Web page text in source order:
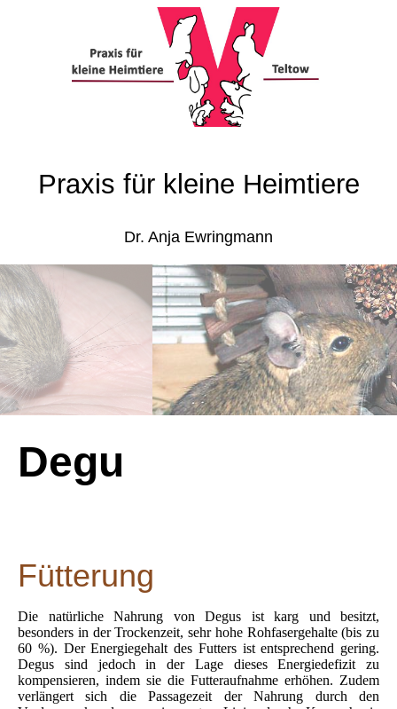
Praxis für kleine Heimtiere
Dr. Anja Ewringmann
Degu
Fütterung
Die natürliche Nahrung von Degus ist karg und besitzt,
besonders in der Trockenzeit, sehr hohe Rohfasergehalte (bis zu
60 %). Der Energiegehalt des Futters ist entsprechend gering.
Degus sind jedoch in der Lage dieses Energiedefizit zu
kompensieren, indem sie die Futteraufnahme erhöhen. Zudem
verlängert sich die Passagezeit der Nahrung durch den